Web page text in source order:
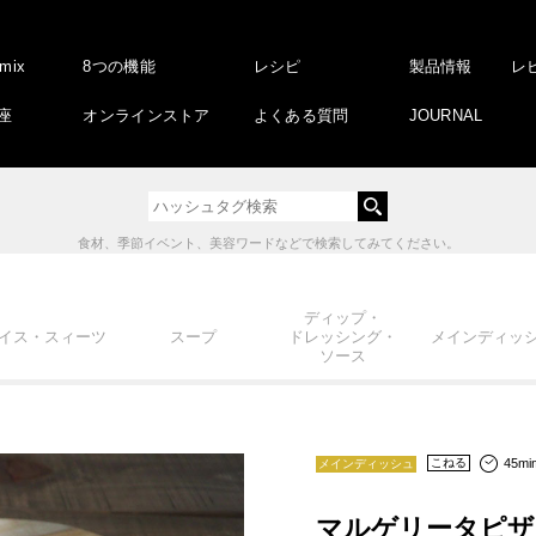
8つの機能
オンラインストア
レシピ
よくある質問
製品情報
JOURNAL
レ
食材、季節イベント、美容ワードなどで検索してみてください。
ス・スィーツ スープ
ディップ・
ドレッシング・
ソース
メインディッ
メインディッシュ こねる
マルゲリータピザ